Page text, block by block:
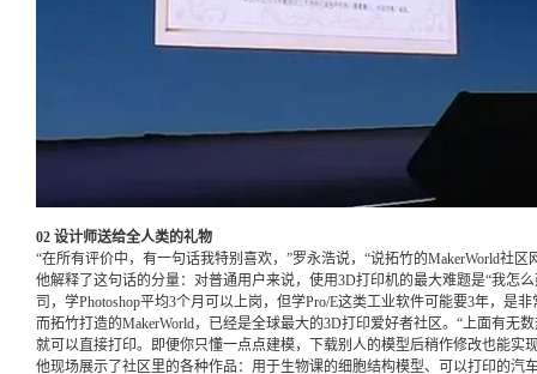
02 设计师送给全人类的礼物
“在所有评价中，有一句话我特别喜欢，”罗永浩说，“说拓竹的MakerWorld社区
他解释了这句话的分量：对普通用户来说，使用3D打印机的最大难题是“我怎
司，学Photoshop平均3个月可以上岗，但学Pro/E这类工业软件可能要3年，是
而拓竹打造的MakerWorld，已经是全球最大的3D打印爱好者社区。“上面有无
就可以直接打印。即便你只懂一点点建模，下载别人的模型后稍作修改也能实
他现场展示了社区里的各种作品：用于生物课的细胞结构模型、可以打印的汽